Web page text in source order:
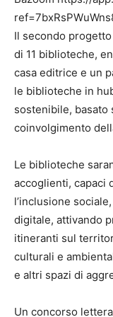
Il secondo
di 11 biblioteche,
casa editrice e un
le biblioteche in
sostenibile, basato
coinvolgimento
Le biblioteche
accoglienti, capaci
l’inclusione
digitale, attivando
itineranti sul
culturali e
e altri spazi di
Un concorso